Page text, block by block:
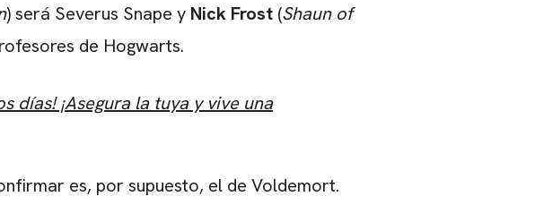
) será Severus Snape y Nick Frost (Shaun of
de Hogwarts.
días! ¡Asegura la tuya y vive una
es, por supuesto, el de Voldemort.